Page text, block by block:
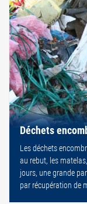
Déchets
Les déchets
au rebut, les
jours, une grande
par récupération de